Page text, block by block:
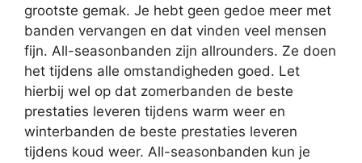
grootste gemak. Je hebt geen gedoe meer met
banden vervangen en dat vinden veel mensen
fijn. All-seasonbanden zijn allrounders. Ze doen
het tijdens alle omstandigheden goed. Let
hierbij wel op dat zomerbanden de beste
prestaties leveren tijdens warm weer en
winterbanden de beste prestaties leveren
tijdens koud weer. All-seasonbanden kun je